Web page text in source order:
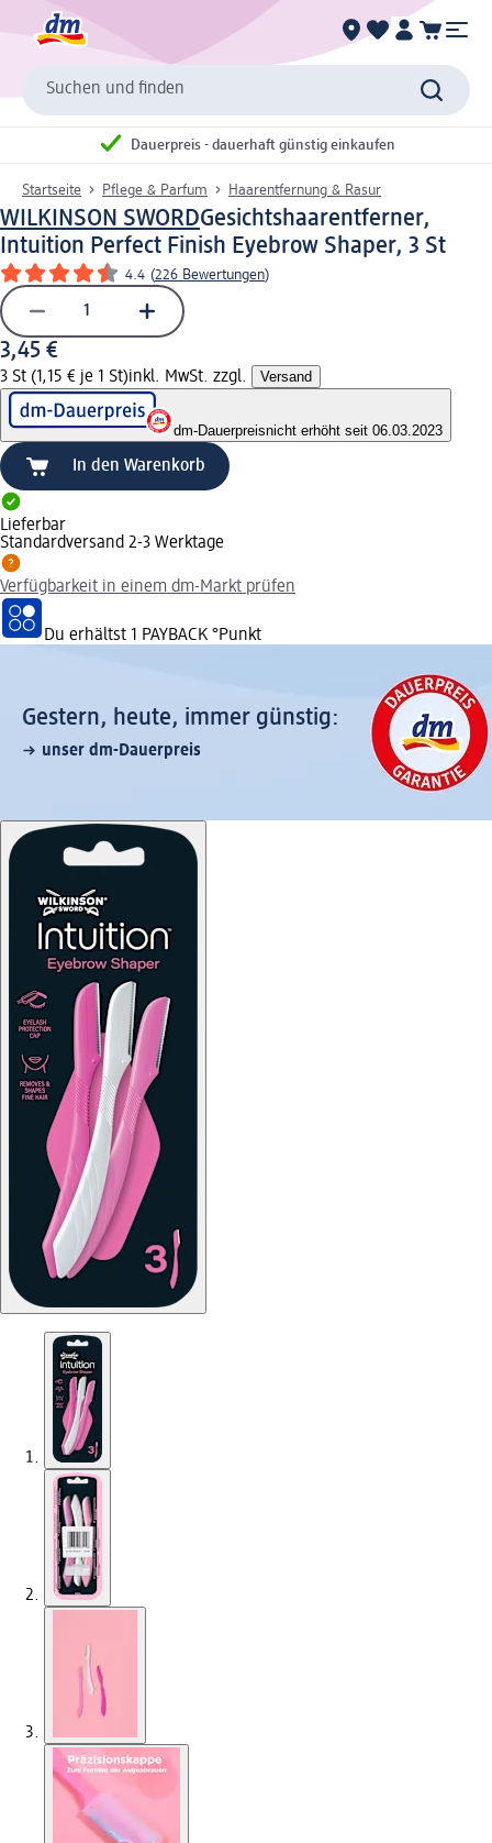
Suchen und finden
Dauerpreis - dauerhaft günstig einkaufen
Startseite Pflege & Parfum Haarentfernung & Rasur
WILKINSON SWORDGesichtshaarentferner,
Intuition Perfect Finish Eyebrow Shaper, 3 St
4.4 (226 Bewertungen)
3,45 €
3 St (1,15 € je 1 St)inkl. MwSt. zzgl. Versand
dm-Dauerpreisnicht erhöht seit 06.03.2023
In den Warenkorb
Lieferbar
Standardversand 2-3 Werktage
Verfügbarkeit in einem dm-Markt prüfen
Du erhältst 1 PAYBACK °Punkt
Gestern, heute, immer günstig:
unser dm-Dauerpreis